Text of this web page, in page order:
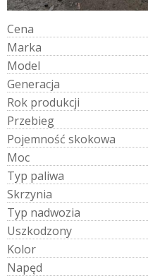
Cena
Marka
Model
Generacja
Rok produkcji
Przebieg
Pojemność skokowa
Moc
Typ paliwa
Skrzynia
Typ nadwozia
Uszkodzony
Kolor
Napęd